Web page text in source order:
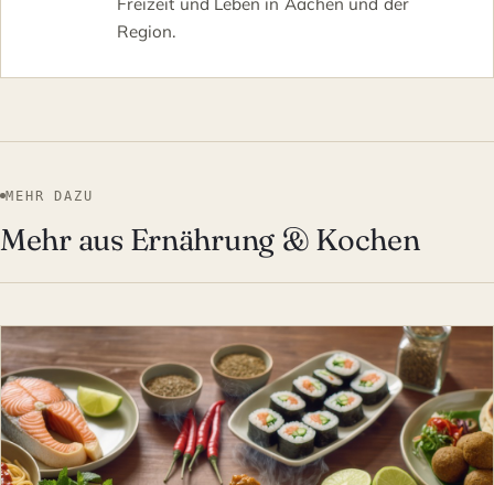
Region.
MEHR DAZU
Mehr aus Ernährung & Kochen
ERNÄHRUNG & KOCHEN